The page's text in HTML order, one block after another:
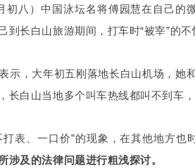
初八）中国泳坛名将傅园慧在自己的
到长白山旅游期间，打车时“被宰”的不
示，大年初五刚落地长白山机场，她
长白山当地多个叫车热线都叫不到车
打表、一口价”的现象，在其他地方
涉及的法律问题进行粗浅探讨。